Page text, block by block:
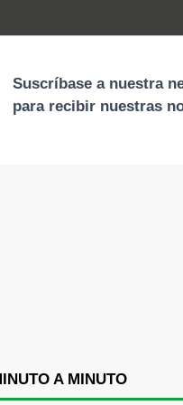
A MINUTO